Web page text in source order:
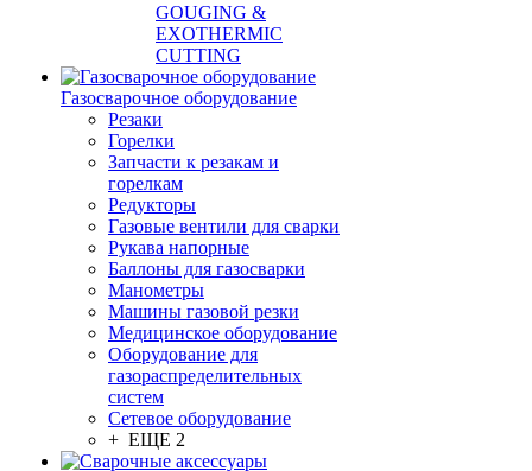
GOUGING &
EXOTHERMIC
CUTTING
Газосварочное оборудование
Резаки
Горелки
Запчасти к резакам и
горелкам
Редукторы
Газовые вентили для сварки
Рукава напорные
Баллоны для газосварки
Манометры
Машины газовой резки
Медицинское оборудование
Оборудование для
газораспределительных
систем
Сетевое оборудование
+ ЕЩЕ 2